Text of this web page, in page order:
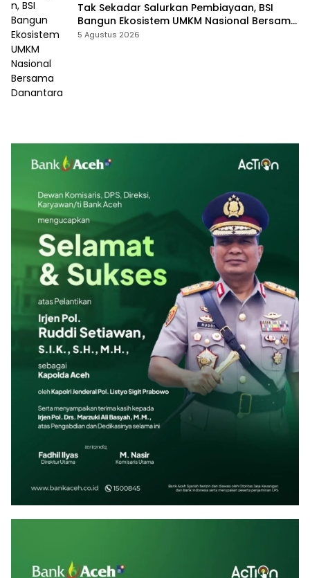
Tak Sekadar Salurkan Pembiayaan, BSI
Bangun Ekosistem UMKM Nasional Bersama
Danantara
5 Agustus 2026